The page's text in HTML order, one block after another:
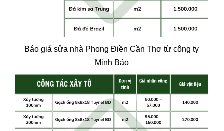
Báo giá sửa nhà Phong Điền Cần Thơ từ công ty
Minh Bảo